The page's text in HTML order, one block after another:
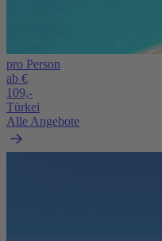
pro Person
ab €
109,-
Türkei
Alle Angebote